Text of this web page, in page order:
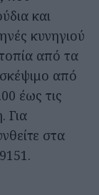
και
κυνηγιού
από τα
από
έως τις
Για
στα